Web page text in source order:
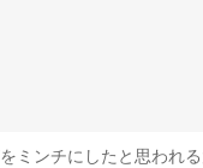
ミンチにしたと思われる